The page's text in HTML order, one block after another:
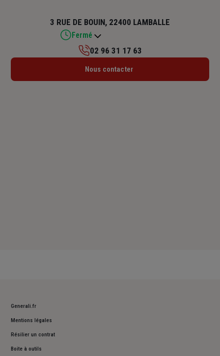
3 RUE DE BOUIN, 22400 LAMBALLE
Fermé
Lundi : 09h – 12h / 14h – 18h
02 96 31 17 63
Nous contacter
Generali.fr
Mentions légales
Résilier un contrat
Boite à outils